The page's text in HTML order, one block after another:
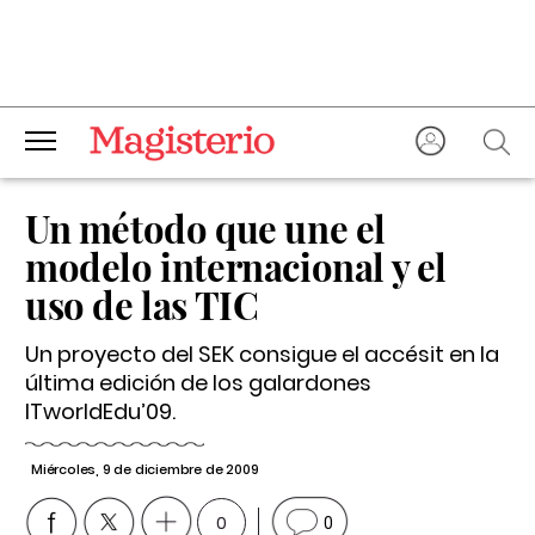
Un método que une el
modelo internacional y el
uso de las TIC
Un proyecto del SEK consigue el accésit en la
última edición de los galardones
ITworldEdu’09.
Miércoles, 9 de diciembre de 2009
0 0